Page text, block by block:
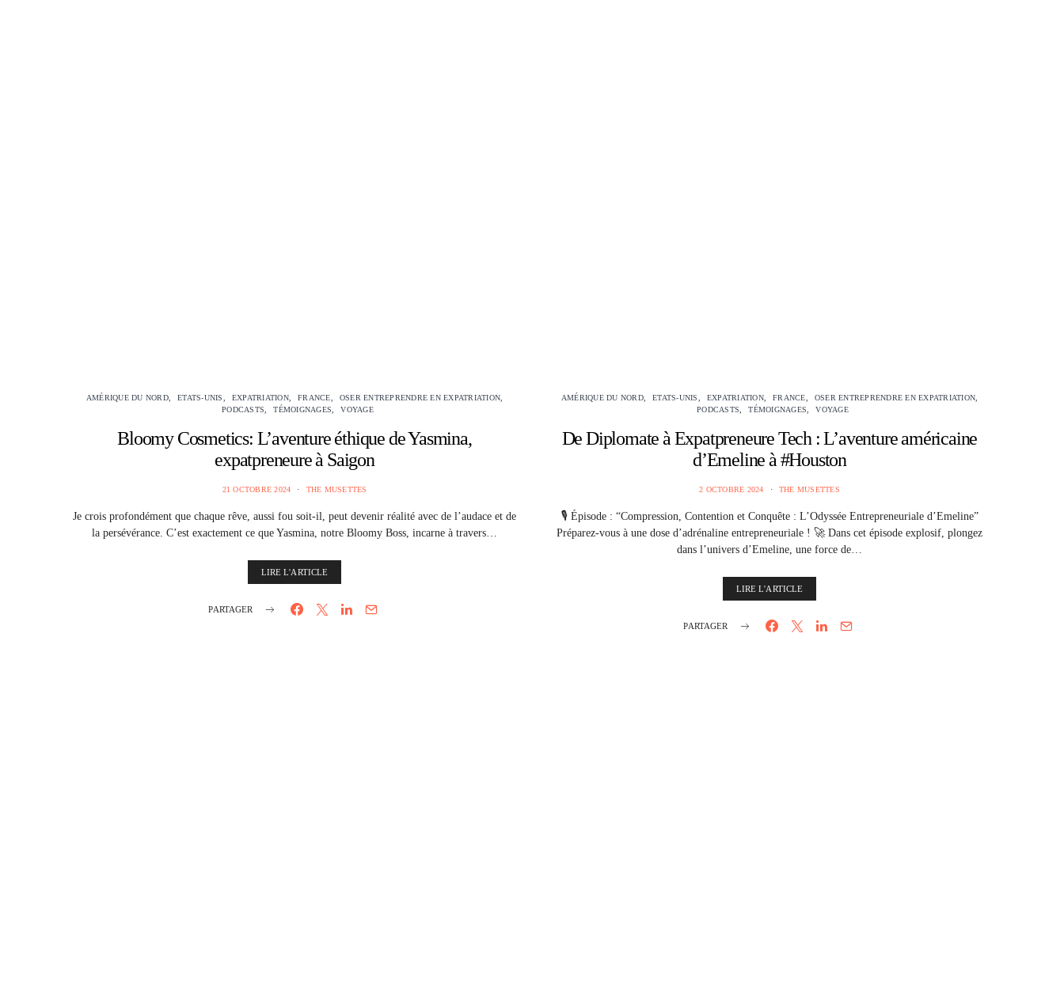
AMÉRIQUE DU NORD ETATS-UNIS EXPATRIATION FRANCE
OSER ENTREPRENDRE EN EXPATRIATION
PODCASTS
TÉMOIGNAGES VOYAGE
Bloomy Cosmetics: L’aventure éthique de Yasmina,
expatpreneure à Saigon
21 OCTOBRE 2024 THE MUSETTES
Je crois profondément que chaque rêve, aussi fou soit-il, peut devenir réalité avec de l’audace et de
la persévérance. C’est exactement ce que Yasmina, notre Bloomy Boss, incarne à travers…
LIRE L'ARTICLE
PARTAGER
AMÉRIQUE DU NORD ETATS-UNIS EXPATRIATION FRANCE
OSER ENTREPRENDRE EN EXPATRIATION
PODCASTS
TÉMOIGNAGES VOYAGE
De Diplomate à Expatpreneure Tech : L’aventure américaine
d’Emeline à #Houston
2 OCTOBRE 2024 THE MUSETTES
🎙️ Épisode : “Compression, Contention et Conquête : L’Odyssée Entrepreneuriale d’Emeline”
Préparez-vous à une dose d’adrénaline entrepreneuriale ! 🚀 Dans cet épisode explosif, plongez
dans l’univers d’Emeline, une force de…
LIRE L'ARTICLE
PARTAGER